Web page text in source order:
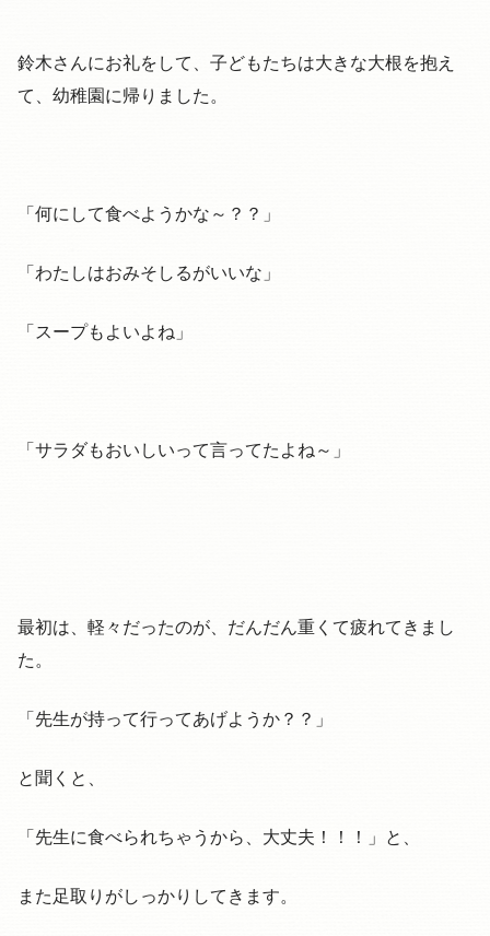
鈴木さんにお礼をして、子どもたちは大きな大根を抱え
て、幼稚園に帰りました。
「何にして食べようかな～？？」
「わたしはおみそしるがいいな」
「スープもよいよね」
「サラダもおいしいって言ってたよね～」
最初は、軽々だったのが、だんだん重くて疲れてきまし
た。
「先生が持って行ってあげようか？？」
と聞くと、
「先生に食べられちゃうから、大丈夫！！！」と、
また足取りがしっかりしてきます。